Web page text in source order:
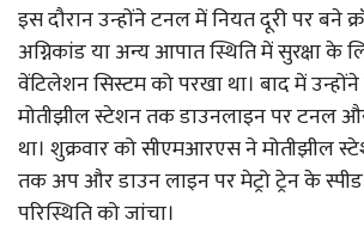
इस दौरान उन्होंने टनल में नियत दूरी पर बने
अग्निकांड या अन्य आपात स्थिति में सुरक्षा के
वेंटिलेशन सिस्टम को परखा था। बाद में
मोतीझील स्टेशन तक डाउनलाइन पर टनल और
था। शुक्रवार को सीएमआरएस ने मोतीझील
तक अप और डाउन लाइन पर मेट्रो ट्रेन के
परिस्थिति को जांचा।